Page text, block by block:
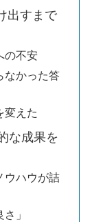
出すまで
の不安
なかった答
変えた
な成果を
ウハウが詰
」